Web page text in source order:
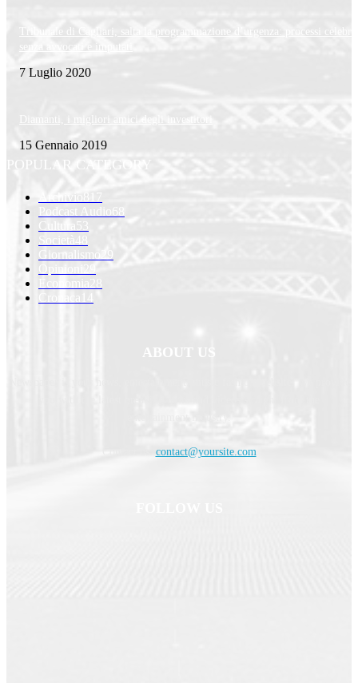
Tribunale di Cagliari, salta la programmazione d’urgenza: processi
senza avvocati e imputati
7 Luglio 2020
Diamanti, i migliori amici degli investitori
15 Gennaio 2019
POPULAR CATEGORY
Archivio
817
Podcast Audio 68
Cultura53
Società 48
Giornalismo
Opinioni
Economia
Cronaca 14
ABOUT US
contact@yoursite.com